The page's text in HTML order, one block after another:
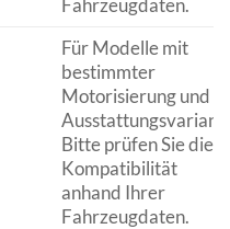
Für Modelle mit
bestimmter
Motorisierung und
Bitte prüfen Sie die
Kompatibilität
anhand Ihrer
Fahrzeugdaten.